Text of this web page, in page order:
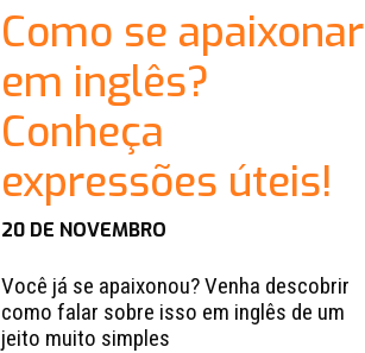
Como se apaixonar
em inglês?
Conheça
expressões úteis!
20 DE NOVEMBRO
Você já se apaixonou? Venha descobrir
como falar sobre isso em inglês de um
jeito muito simples